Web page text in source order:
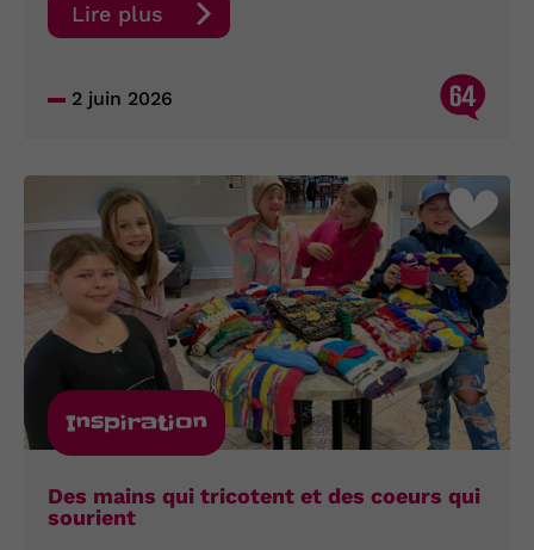
Lire plus
2 juin 2026 64
Inspiration
Des mains qui tricotent et des coeurs qui
sourient